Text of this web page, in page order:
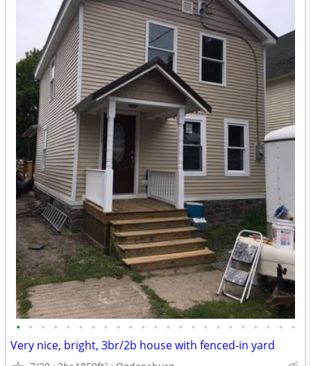
• • • • • • • • • • • • • • • • • • • • • • •
Very nice, bright, 3br/2b house with fenced-in yard